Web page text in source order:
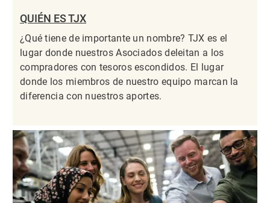
QUIÉN ES TJX
¿Qué tiene de importante un nombre? TJX es el
lugar donde nuestros Asociados deleitan a los
compradores con tesoros escondidos. El lugar
donde los miembros de nuestro equipo marcan la
diferencia con nuestros aportes.